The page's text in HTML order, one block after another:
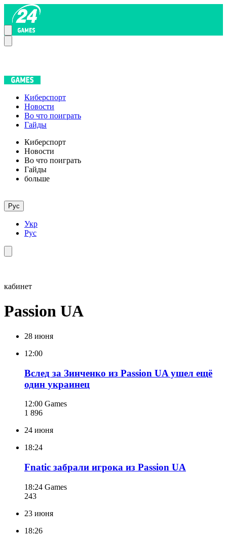
Киберспорт
Новости
Во что поиграть
Гайды
Киберспорт
Новости
Во что поиграть
Гайды
больше
Рус
Укр
Рус
кабинет
Passion UA
28 июня
12:00
Вслед за Зинченко из Passion UA ушел ещё
один украинец
12:00 Games
1 896
24 июня
18:24
Fnatic забрали игрока из Passion UA
18:24 Games
243
23 июня
18:26